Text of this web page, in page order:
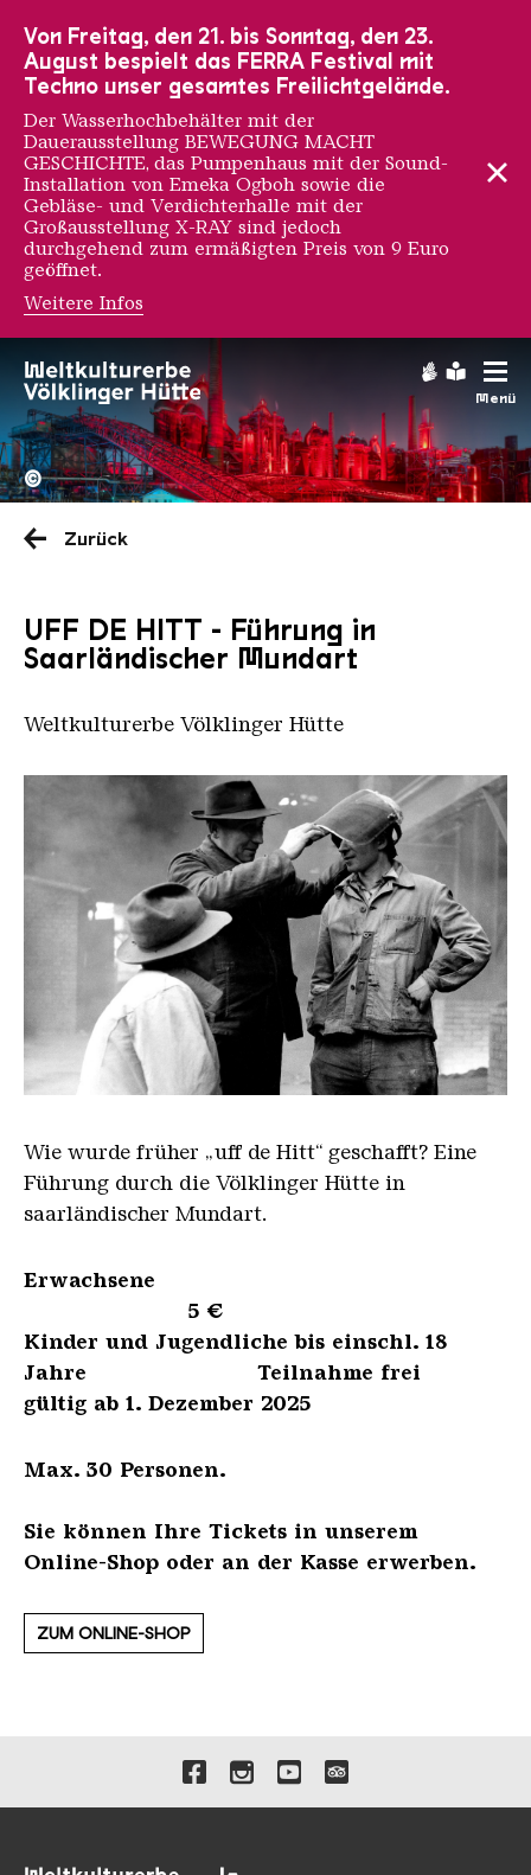
Menü
Hochofengruppe in Rot
Copyright:
©
Zurück
UFF DE HITT - Führung in
Saarländischer Mundart
Weltkulturerbe Völklinger Hütte
HO 012
Wie wurde früher „uff de Hitt“ geschafft? Eine
Führung durch die Völklinger Hütte in
saarländischer Mundart.
Erwachsene
5 €
Kinder und Jugendliche bis einschl. 18
Jahre Teilnahme frei
gültig ab 1. Dezember 2025
Max. 30 Personen.
Sie können Ihre Tickets in unserem
Online-Shop oder an der Kasse erwerben.
ZUM ONLINE-SHOP
Verlinkungen zu unseren
Von Freitag, den 21. bis Sonntag, den 23.
August bespielt das FERRA Festival mit
Techno unser gesamtes Freilichtgelände.
Der Wasserhochbehälter mit der
Dauerausstellung BEWEGUNG MACHT
GESCHICHTE, das Pumpenhaus mit der Sound-
Installation von Emeka Ogboh sowie die
Gebläse- und Verdichterhalle mit der
Großausstellung X-RAY sind jedoch
durchgehend zum ermäßigten Preis von 9 Euro
geöffnet.
Weitere Infos